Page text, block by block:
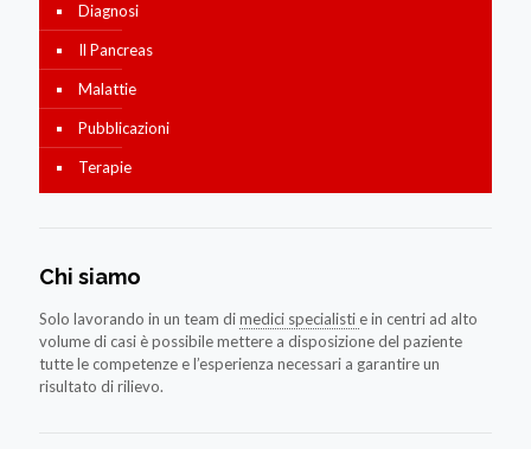
Diagnosi
Il Pancreas
Malattie
Pubblicazioni
Terapie
Chi siamo
Solo lavorando in un team dimedici specialistie in centri ad alto
volume di casi è possibile mettere a disposizione del paziente
tutte le competenze e l’esperienza necessari a garantire un
risultato di rilievo.